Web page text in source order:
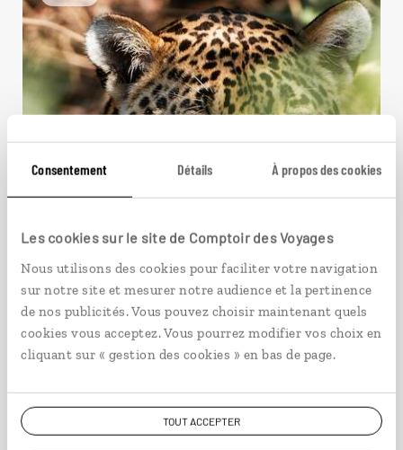
Consentement Détails À propos des cookies
Les cookies sur le site de Comptoir des Voyages
Nous utilisons des cookies pour faciliter votre navigation
sur notre site et mesurer notre audience et la pertinence
de nos publicités. Vous pouvez choisir maintenant quels
cookies vous acceptez. Vous pourrez modifier vos choix en
cliquant sur « gestion des cookies » en bas de page.
TOUT ACCEPTER
Le Pantanal animal
Séjour Pantanal avec activités nature :